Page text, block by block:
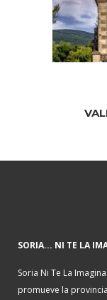
SORIA... NI TE LA
Soria Ni Te La
promueve la